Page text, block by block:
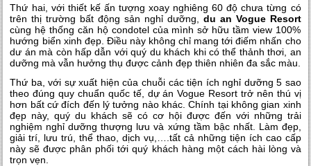
Thứ hai, với thiết kế ấn tượng xoay nghiêng 60 độ chưa từng có
trên thị trường bất động sản nghỉ dưỡng, du an Vogue Resort
cùng hệ thống căn hộ condotel của mình sở hữu tầm view 100%
hướng biển xinh đẹp. Điều này không chỉ mang tới điếm nhấn cho
dư án mà còn hấp dẫn với quý du khách khi có thể thảnh thơi, an
dưỡng mà vẫn hưởng thụ được cảnh đẹp thiên nhiên đa sắc màu.
Thứ ba, với sự xuất hiện của chuỗi các tiện ích nghỉ dưỡng 5 sao
theo đúng quy chuẩn quốc tế, dự án Vogue Resort trở nên thú vị
hơn bất cứ đích đến lý tưởng nào khác. Chính tại không gian xinh
đẹp này, quý du khách sẽ có cơ hội được đến với những trải
nghiệm nghỉ dưỡng thượng lưu và xứng tầm bậc nhất. Làm đẹp,
giải trí, lưu trú, thể thao, dịch vụ,….tất cả những tiện ích cao cấp
này sẽ được phân phối tới quý khách hàng một cách hài lòng và
trọn vẹn.